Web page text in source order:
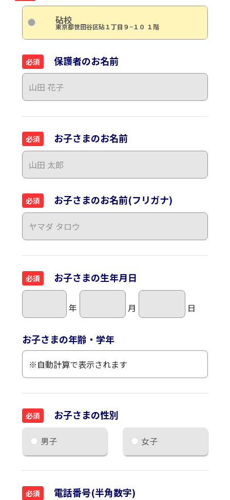
砧校
東京都世田谷区砧１丁目９−１０ １階
必須 保護者のお名前
必須 お子さまのお名前
必須 お子さまのお名前(フリガナ)
必須 お子さまの生年月日
年 月 日
お子さまの年齢・学年
必須 お子さまの性別
男子 女子
必須 電話番号(半角数字)